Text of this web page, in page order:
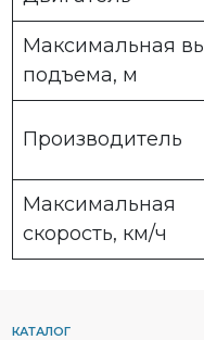
Максимальная
подъема, м
Производитель
Максимальная
скорость, км/ч
КАТАЛОГ